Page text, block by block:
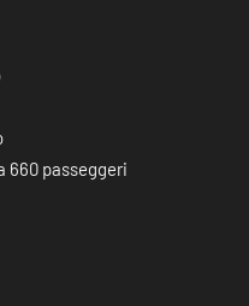
660 passeggeri